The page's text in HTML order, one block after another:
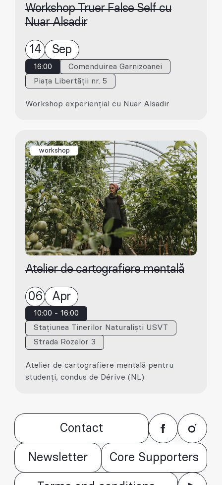
Workshop Truer False Self cu
Nuar Alsadir
14 Sep
16:00
Comenduirea Garnizoanei
Piața Libertății nr. 5
Workshop experiențial cu Nuar Alsadir
workshop
Atelier de cartografiere mentală
06 Apr
10:00 - 16:00
Stațiunea Tinerilor Naturaliști USVT
Strada Rozelor 3
Atelier de cartografiere mentală pentru
studenți, condus de Dérive (NL)
Contact
Newsletter Core Supporters